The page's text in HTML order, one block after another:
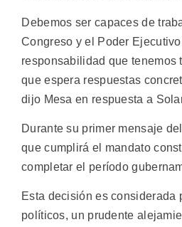
Debemos ser capaces de
Congreso y el Poder
responsabilidad que tenemos
que espera respuestas
dijo Mesa en respuesta a
Durante su primer mensaje
que cumplirá el mandato
completar el período
Esta decisión es considerada
políticos, un prudente